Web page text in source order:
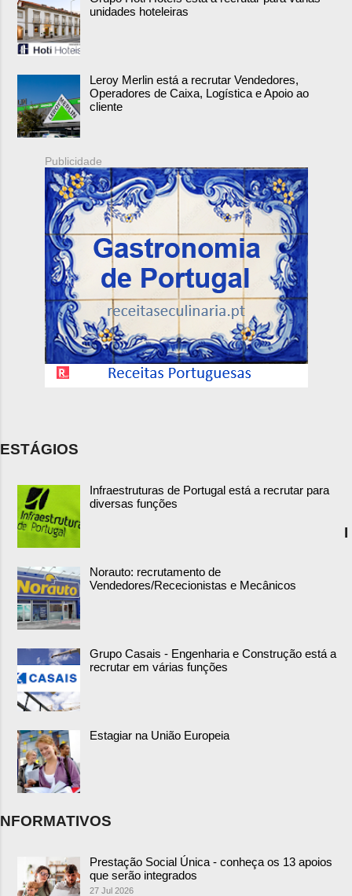
unidades hoteleiras
Leroy Merlin está a recrutar Vendedores,
Operadores de Caixa, Logística e Apoio ao
cliente
Publicidade
ESTÁGIOS
Infraestruturas de Portugal está a recrutar para
diversas funções
Norauto: recrutamento de
Vendedores/Rececionistas e Mecânicos
Grupo Casais - Engenharia e Construção está a
recrutar em várias funções
Estagiar na União Europeia
I
NFORMATIVOS
Prestação Social Única - conheça os 13 apoios
que serão integrados
27 Jul 2026